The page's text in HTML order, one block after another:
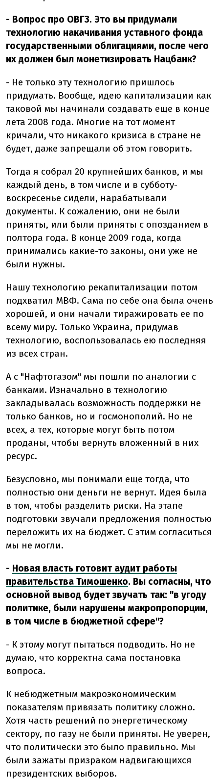
- Вопрос про ОВГЗ. Это вы придумали
технологию накачивания уставного фонда
государственными облигациями, после чего
их должен был монетизировать Нацбанк?
- Не только эту технологию пришлось
придумать. Вообще, идею капитализации как
таковой мы начинали создавать еще в конце
лета 2008 года. Многие на тот момент
кричали, что никакого кризиса в стране не
будет, даже запрещали об этом говорить.
Тогда я собрал 20 крупнейших банков, и мы
каждый день, в том числе и в субботу-
воскресенье сидели, нарабатывали
документы. К сожалению, они не были
приняты, или были приняты с опозданием в
полтора года. В конце 2009 года, когда
принимались какие-то законы, они уже не
были нужны.
Нашу технологию рекапитализации потом
подхватил МВФ. Сама по себе она была очень
хорошей, и они начали тиражировать ее по
всему миру. Только Украина, придумав
технологию, воспользовалась ею последняя
из всех стран.
А с "Нафтогазом" мы пошли по аналогии с
банками. Изначально в технологию
закладывалась возможность поддержки не
только банков, но и госмонополий. Но не
всех, а тех, которые могут быть потом
проданы, чтобы вернуть вложенный в них
ресурс.
Безусловно, мы понимали еще тогда, что
полностью они деньги не вернут. Идея была
в том, чтобы разделить риски. На этапе
подготовки звучали предложения полностью
переложить их на бюджет. С этим согласиться
мы не могли.
- Новая власть готовит аудит работы
правительства Тимошенко. Вы согласны, что
основной вывод будет звучать так: "в угоду
политике, были нарушены макропропорции,
в том числе в бюджетной сфере"?
- К этому могут пытаться подводить. Но не
думаю, что корректна сама постановка
вопроса.
К небюджетным макроэкономическим
показателям привязать политику сложно.
Хотя часть решений по энергетическому
сектору, по газу не были приняты. Не уверен,
что политически это было правильно. Мы
были зажаты призраком надвигающихся
президентских выборов.